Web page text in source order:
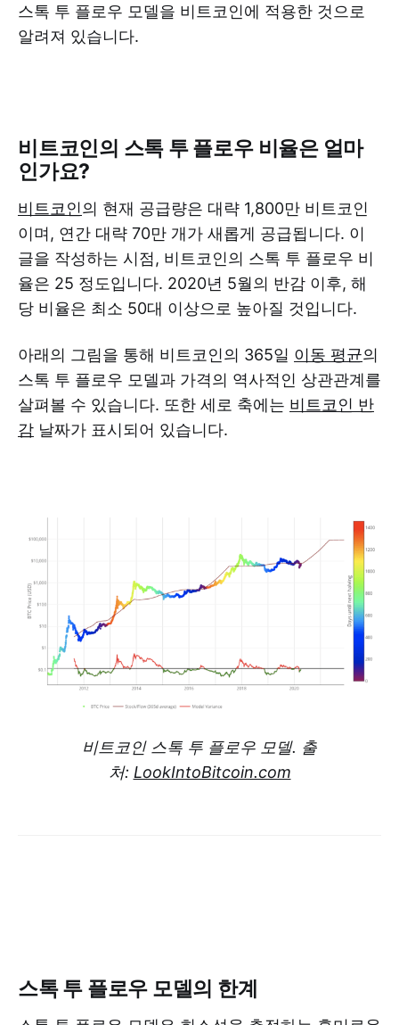
스톡 투 플로우 모델을 비트코인에 적용한 것으로
알려져 있습니다.
비트코인의 스톡 투 플로우 비율은 얼마
인가요?
비트코인의 현재 공급량은 대략 1,800만 비트코인
이며, 연간 대략 70만 개가 새롭게 공급됩니다. 이
글을 작성하는 시점, 비트코인의 스톡 투 플로우 비
율은 25 정도입니다. 2020년 5월의 반감 이후, 해
당 비율은 최소 50대 이상으로 높아질 것입니다.
아래의 그림을 통해 비트코인의 365일 이동 평균의
스톡 투 플로우 모델과 가격의 역사적인 상관관계를
살펴볼 수 있습니다. 또한 세로 축에는 비트코인 반
감 날짜가 표시되어 있습니다.
비트코인 스톡 투 플로우 모델. 출
처: LookIntoBitcoin.com
스톡 투 플로우 모델의 한계